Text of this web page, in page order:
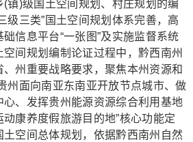
镇)级国土空间规划、村庄规划的编
级三类”国土空间规划体系完善，高
信息平台“一张图”及实施监督系统
间规划编制论证过程中，黔西南州
、州重要战略要求，聚焦本州资源和
州面向南亚东南亚开放节点城市、做
、发挥贵州能源资源综合利用基地
康养度假旅游目的地”核心功能定
空间总体规划，依据黔西南州自然